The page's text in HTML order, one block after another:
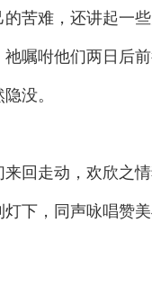
苦难，还讲起一
嘱咐他们两日后
没。
回走动，欢欣之
下，同声咏唱赞